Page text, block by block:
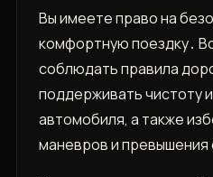
Вы имеете право на
комфортную поездку․
соблюдать правила
поддерживать чистоту
автомобиля, а также
маневров и превышения